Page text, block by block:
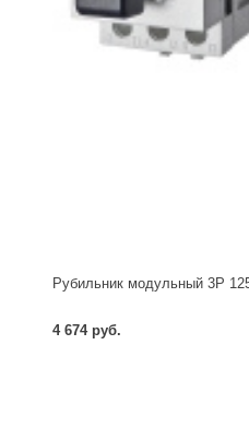
Рубильник модульный 3P
4 674 руб.